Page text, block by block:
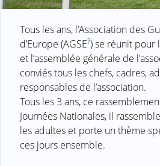
Tous les ans, l’Association des
d’Europe (AGSE?) se réunit pour
et l’assemblée générale de
conviés tous les chefs, cadres,
responsables de l’association.
Tous les 3 ans, ce
Journées Nationales, il
les adultes et porte un thème
ces jours ensemble.